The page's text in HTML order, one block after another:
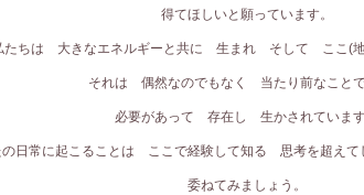
得てほしいと願っています。
たちは 大きなエネルギーと共に 生まれ そして ここ(地
それは 偶然なのでもなく 当たり前なことで
必要があって 存在し 生かされています
の日常に起こることは ここで経験して知る 思考を超えて
委ねてみましょう。